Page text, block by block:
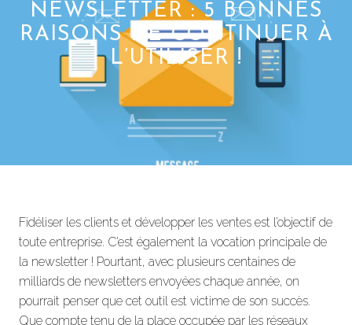
NEWSLETTER : 5 BONNES
RAISONS DE CONTINUER À
L’UTILISER !
Fidéliser les clients et développer les ventes est l’objectif de
toute entreprise. C’est également la vocation principale de
la newsletter ! Pourtant, avec plusieurs centaines de
milliards de newsletters envoyées chaque année, on
pourrait penser que cet outil est victime de son succès.
Que compte tenu de la place occupée par les réseaux